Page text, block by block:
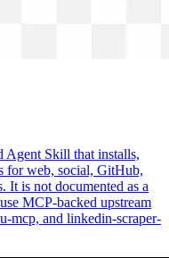
Agent Skill that installs,
for web, social, GitHub,
It is not documented as a
MCP-backed upstream
mcp, and linkedin-scraper-